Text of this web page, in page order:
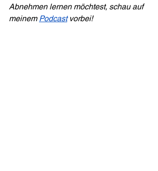
Abnehmen lernen möchtest, schau auf
meinem Podcast vorbei!